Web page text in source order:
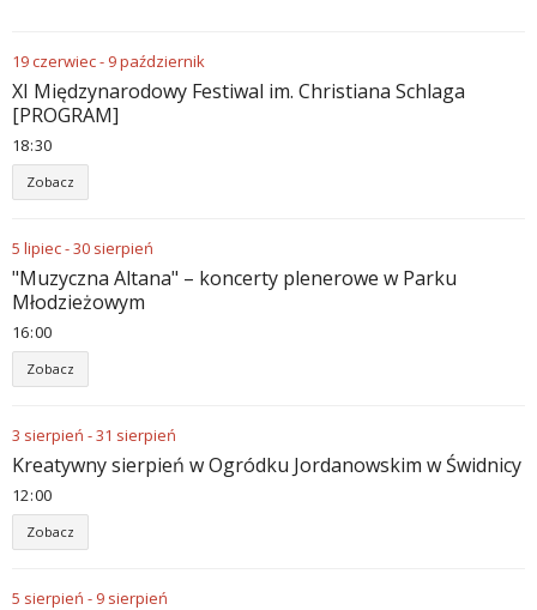
19czerwiec- 9październik
XI Międzynarodowy Festiwal im. Christiana Schlaga
[PROGRAM]
18 30
Zobacz
5 lipiec-30 sierpień
"Muzyczna Altana" – koncerty plenerowe w Parku
Młodzieżowym
16 00
Zobacz
3 sierpień -31 sierpień
Kreatywny sierpień w Ogródku Jordanowskim w Świdnicy
12 00
Zobacz
5 sierpień - 9 sierpień